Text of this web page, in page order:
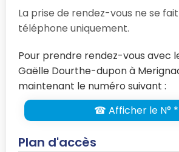
La prise de rendez-vous ne se
téléphone uniquement.
Pour prendre rendez-vous avec
Gaëlle Dourthe-dupon à
maintenant le numéro suivant :
☎ Afficher le N° *
Plan d'accès